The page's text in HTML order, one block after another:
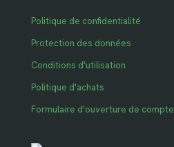
Politique de confidentialité
Protection des données
Conditions d'utilisation
Politique d'achats
Formulaire d'ouverture de compte